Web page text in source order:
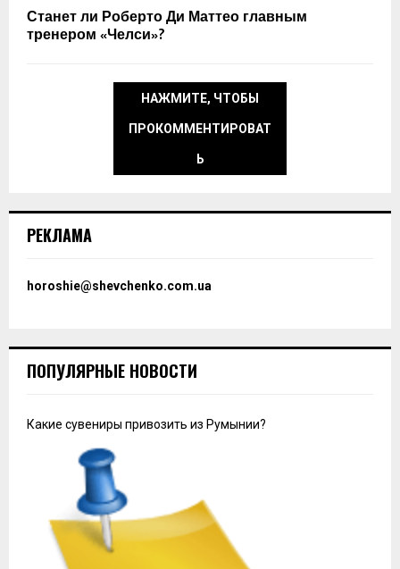
Станет ли Роберто Ди Маттео главным
тренером «Челси»?
НАЖМИТЕ, ЧТОБЫ
ПРОКОММЕНТИРОВАТ
Ь
РЕКЛАМА
horoshie@shevchenko.com.ua
ПОПУЛЯРНЫЕ НОВОСТИ
Какие сувениры привозить из Румынии?